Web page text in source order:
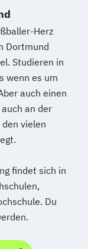
Herz
Dortmund
Studieren in
wenn es um
auch einen
an der
vielen
findet sich in
Du